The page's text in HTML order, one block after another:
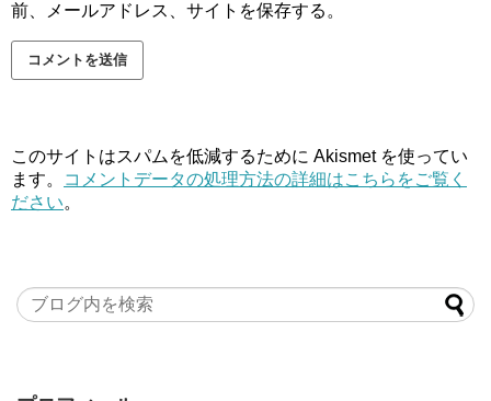
前、メールアドレス、サイトを保存する。
このサイトはスパムを低減するために Akismet を使ってい
ます。
コメントデータの処理方法の詳細はこちらをご覧く
ださい。